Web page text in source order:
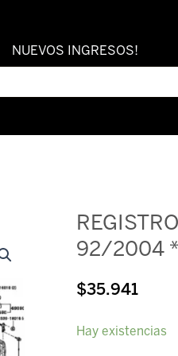
NUEVOS INGRESOS!
92/2004
$35.941
Hay existencias
PORTON